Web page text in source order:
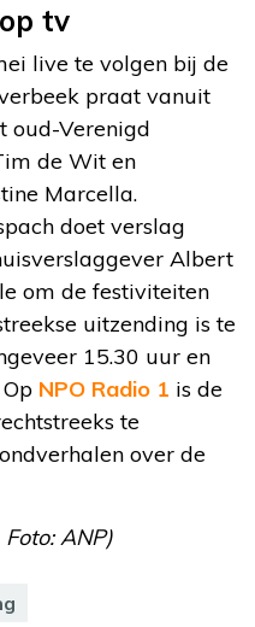
tv
live te volgen bij de
praat vanuit
oud-Verenigd
de Wit en
Marcella.
doet verslag
Albert
om de festiviteiten
uitzending is te
15.30 uur en
NPO Radio 1 is de
te
over de
ANP)